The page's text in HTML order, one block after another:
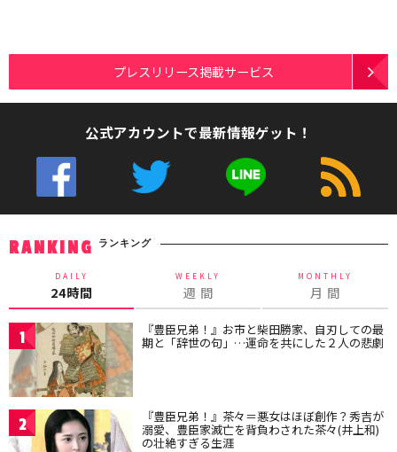
プレスリリース掲載サービス
公式アカウントで最新情報ゲット！
RANKING ランキング
DAILY
24時間
WEEKLY
週 間
MONTHLY
月 間
1 『豊臣兄弟！』お市と柴田勝家、自刃しての最
期と「辞世の句」…運命を共にした２人の悲劇
2 『豊臣兄弟！』茶々＝悪女はほぼ創作？秀吉が
溺愛、豊臣家滅亡を背負わされた茶々(井上和)
の壮絶すぎる生涯